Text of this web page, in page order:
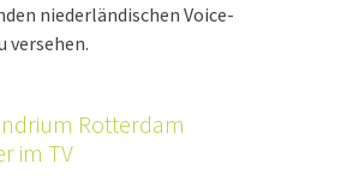
niederländischen Voice-
versehen.
Rotterdam
im TV